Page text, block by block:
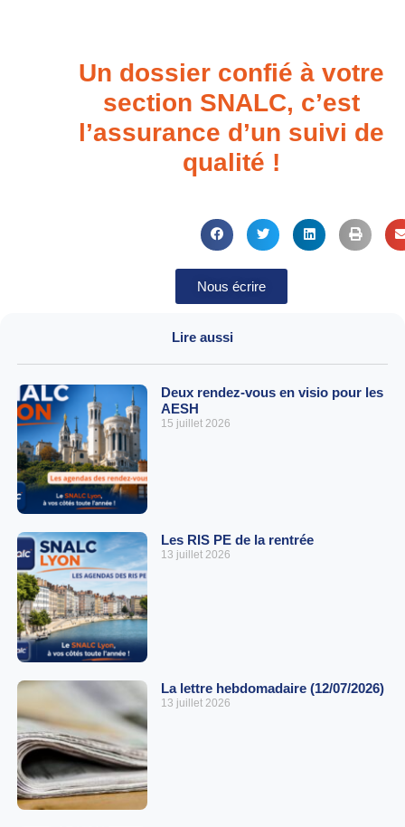
Un dossier confié à votre
section SNALC, c’est
l’assurance d’un suivi de
qualité !
Nous écrire
Lire aussi
Deux rendez-vous en visio pour les
AESH
15 juillet 2026
Les RIS PE de la rentrée
13 juillet 2026
La lettre hebdomadaire (12/07/2026)
13 juillet 2026